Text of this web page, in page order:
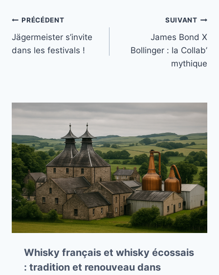
Navigation
de
PRÉCÉDENT
Jägermeister s’invite
dans les festivals !
SUIVANT
James Bond X
Bollinger : la Collab’
mythique
Whisky français et whisky écossais
: tradition et renouveau dans